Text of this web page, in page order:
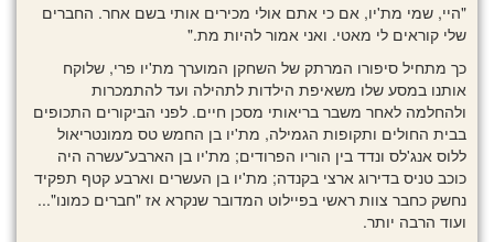
"היי, שמי מת'יו, אם כי אתם אולי מכירים אותי בשם אחר. החברים
שלי קוראים לי מאטי. ואני אמור להיות מת."
כך מתחיל סיפורו המרתק של השחקן המוערך מת'יו פרי, שלוקח
אותנו במסע שלו משאיפת הילדות לתהילה ועד להתמכרות
ולהחלמה לאחר משבר בריאותי מסכן חיים. לפני הביקורים התכופים
בבית החולים ותקופות הגמילה, מת'יו בן החמש טס ממונטריאול
ללוס אנג'לס ונדד בין הוריו הפרודים; מת'יו בן הארבע־עשרה היה
כוכב טניס בדירוג ארצי בקנדה; מת'יו בן העשרים וארבע קטף תפקיד
נחשק כחבר צוות ראשי בפיילוט המדובר שנקרא אז "חברים כמונו"...
ועוד הרבה יותר.